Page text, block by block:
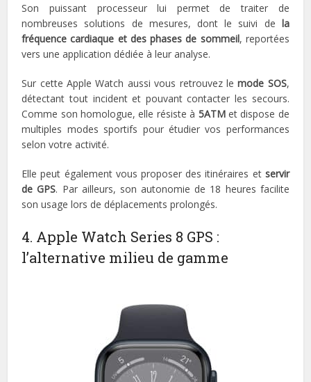
Son puissant processeur lui permet de traiter de
nombreuses solutions de mesures, dont le suivi de la
fréquence cardiaque et des phases de sommeil, reportées
vers une application dédiée à leur analyse.
Sur cette Apple Watch aussi vous retrouvez lemode SOS,
détectant tout incident et pouvant contacter les secours.
Comme son homologue, elle résiste à 5ATMet dispose de
multiples modes sportifs pour étudier vos performances
selon votre activité.
Elle peut également vous proposer des itinéraires et servir
de GPS. Par ailleurs, son autonomie de 18 heures facilite
son usage lors de déplacements prolongés.
4. Apple Watch Series 8 GPS :
l’alternative milieu de gamme